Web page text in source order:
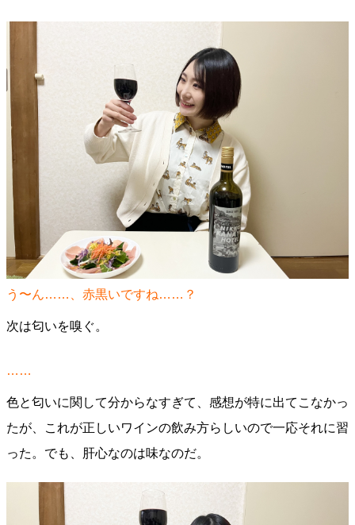
う〜ん……、赤黒いですね……？
次は匂いを嗅ぐ。
……
色と匂いに関して分からなすぎて、感想が特に出てこなかっ
たが、これが正しいワインの飲み方らしいので一応それに習
った。でも、肝心なのは味なのだ。